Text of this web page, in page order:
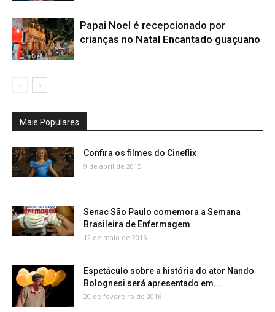
Papai Noel é recepcionado por
crianças no Natal Encantado guaçuano
Mais Populares
Confira os filmes do Cineflix
9 de abril de 2015
Senac São Paulo comemora a Semana
Brasileira de Enfermagem
12 de maio de 2016
Espetáculo sobre a história do ator Nando
Bolognesi será apresentado em...
20 de fevereiro de 2016